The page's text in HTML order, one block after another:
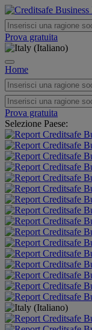
Prova gratuita
Home
Prova gratuita
Selezione Paese: